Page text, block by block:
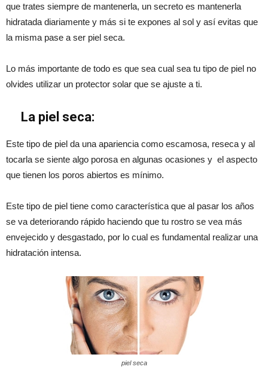
que trates siempre de mantenerla, un secreto es mantenerla
hidratada diariamente y más si te expones al sol y así evitas que
la misma pase a ser piel seca.
Lo más importante de todo es que sea cual sea tu tipo de piel no
olvides utilizar un protector solar que se ajuste a ti.
La piel seca:
Este tipo de piel da una apariencia como escamosa, reseca y al
tocarla se siente algo porosa en algunas ocasiones y el aspecto
que tienen los poros abiertos es mínimo.
Este tipo de piel tiene como característica que al pasar los años
se va deteriorando rápido haciendo que tu rostro se vea más
envejecido y desgastado, por lo cual es fundamental realizar una
hidratación intensa.
piel seca